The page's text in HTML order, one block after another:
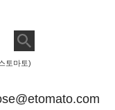
토마토)